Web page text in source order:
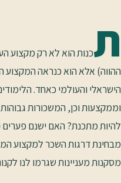
תכנות הוא לא רק מקצוע
ההווה) אלא הוא כנראה המקצוע
הישראלי והעולמי כאחד.
וממקצעות וכן, המשכורות
להיות מתכנת? האם ישנם פערים
מבחינת דרגות השכר למקצוע
מסקנות מעניינות שגרמו לנו